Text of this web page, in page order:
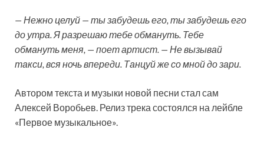
— Нежно целуй — ты забудешь его, ты забудешь его
до утра. Я разрешаю тебе обмануть. Тебе
обмануть меня, — поет артист. — Не вызывай
такси, вся ночь впереди. Танцуй же со мной до зари.
Автором текста и музыки новой песни стал сам
Алексей Воробьев. Релиз трека состоялся на лейбле
«Первое музыкальное».